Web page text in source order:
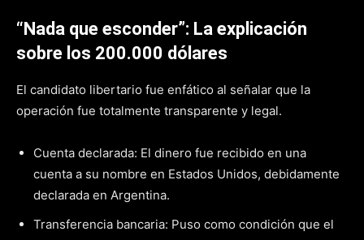
“Nada que esconder”: La explicación
sobre los 200.000 dólares
El candidato libertario fue enfático al señalar que la
operación fue totalmente transparente y legal.
Cuenta declarada: El dinero fue recibido en una
cuenta a su nombre en Estados Unidos, debidamente
declarada en Argentina.
Transferencia bancaria: Puso como condición que el